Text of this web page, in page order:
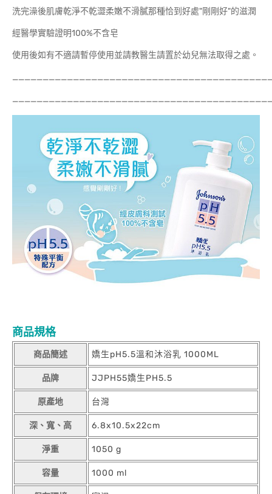
洗完澡後肌膚乾淨不乾澀柔嫩不滑膩那種恰到好處"剛剛好"的滋潤
經醫學實驗證明100%不含皂
使用後如有不適請暫停使用並請教醫生請置於幼兒無法取得之處。
商品規格
商品簡述 嬌生pH5.5溫和沐浴乳 1000ML
品牌 JJPH55嬌生PH5.5
原產地 台灣
深、寬、高 6.8x10.5x22cm
淨重 1050 g
容量 1000 ml